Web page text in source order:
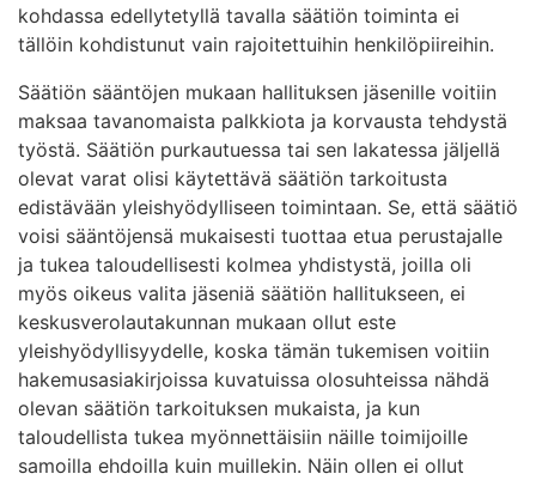
kohdassa edellytetyllä tavalla säätiön toiminta ei
tällöin kohdistunut vain rajoitettuihin henkilöpiireihin.
Säätiön sääntöjen mukaan hallituksen jäsenille voitiin
maksaa tavanomaista palkkiota ja korvausta tehdystä
työstä. Säätiön purkautuessa tai sen lakatessa jäljellä
olevat varat olisi käytettävä säätiön tarkoitusta
edistävään yleishyödylliseen toimintaan. Se, että säätiö
voisi sääntöjensä mukaisesti tuottaa etua perustajalle
ja tukea taloudellisesti kolmea yhdistystä, joilla oli
myös oikeus valita jäseniä säätiön hallitukseen, ei
keskusverolautakunnan mukaan ollut este
yleishyödyllisyydelle, koska tämän tukemisen voitiin
hakemusasiakirjoissa kuvatuissa olosuhteissa nähdä
olevan säätiön tarkoituksen mukaista, ja kun
taloudellista tukea myönnettäisiin näille toimijoille
samoilla ehdoilla kuin muillekin. Näin ollen ei ollut